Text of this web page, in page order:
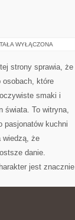
WYŁĄCZONA
strony sprawia, że
które
smaki i
świata. To witryna,
pasjonatów kuchni
wiedzą, że
danie.
jest znacznie